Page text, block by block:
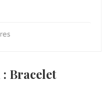
Bracelet